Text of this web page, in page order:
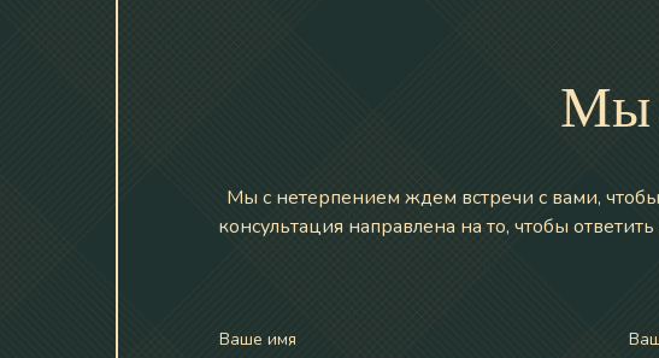
Мы
Мы с нетерпением ждем встречи с вами,
консультация направлена на то, чтобы
Ваше имя